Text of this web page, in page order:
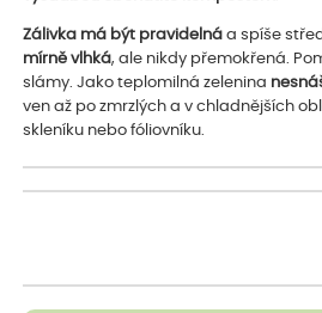
Zálivka má být pravidelná a spíše
mírně vlhká, ale nikdy přemokřená.
slámy. Jako teplomilná zelenina
ven až po zmrzlých a v chladnějších
skleníku nebo fóliovníku.